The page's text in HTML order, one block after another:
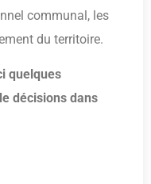
communal, les
du territoire.
quelques
décisions dans